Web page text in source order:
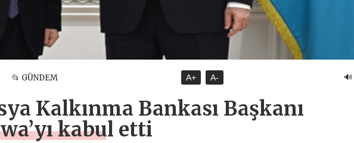
📂 GÜNDEM A+ A- 🔊
Kalkınma Bankası Başkanı
kabul etti